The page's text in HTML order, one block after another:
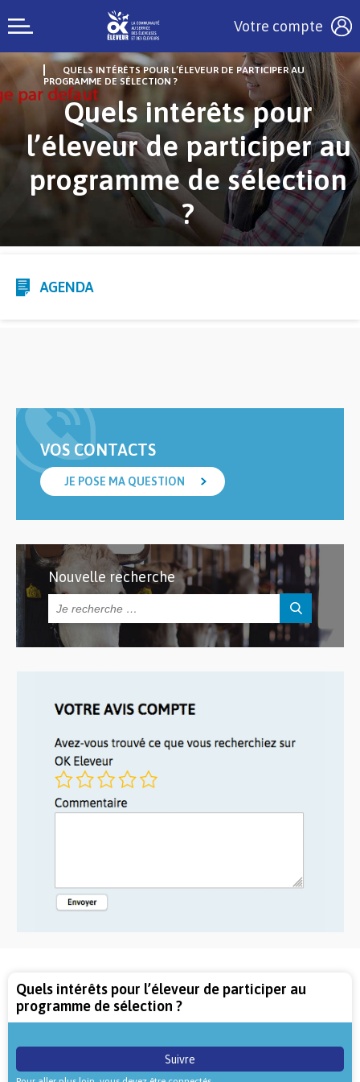
Votre compte
QUELS INTÉRÊTS POUR L’ÉLEVEUR DE PARTICIPER AU
PROGRAMME DE SÉLECTION ?
Quels intérêts pour
l’éleveur de participer au
programme de sélection
?
AGENDA
VOS CONTACTS
JE POSE MA QUESTION
Nouvelle recherche
Quels intérêts pour l’éleveur de participer au
programme de sélection ?
Suivre